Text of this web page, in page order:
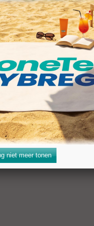
niet meer tonen